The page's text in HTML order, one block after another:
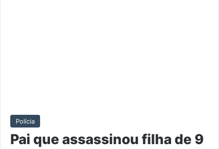
Polícia
Pai que assassinou filha de 9